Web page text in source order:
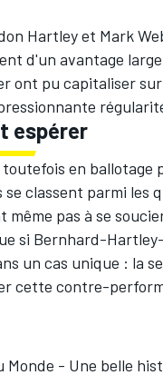
Hartleyet Mark
d'un avantage
ont pu capitaliser
espérer
en ballotage
classent parmi les
même pas à se
si Bernhard-
un cas unique : la
cette contre-
Monde - Une belle